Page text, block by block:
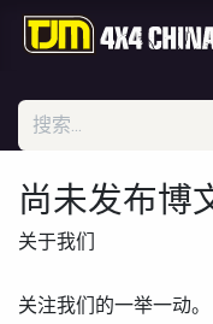
尚未发布博
关于我们
关注我们的一举一动。